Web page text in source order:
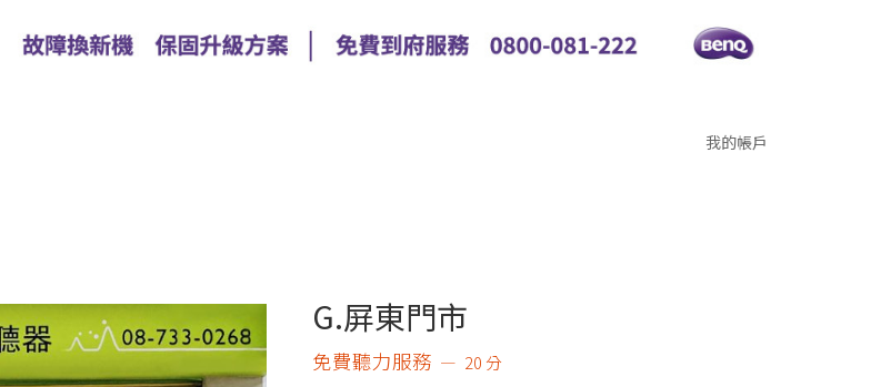
我的帳戶
G.屏東門市
免費聽力服務 20 分